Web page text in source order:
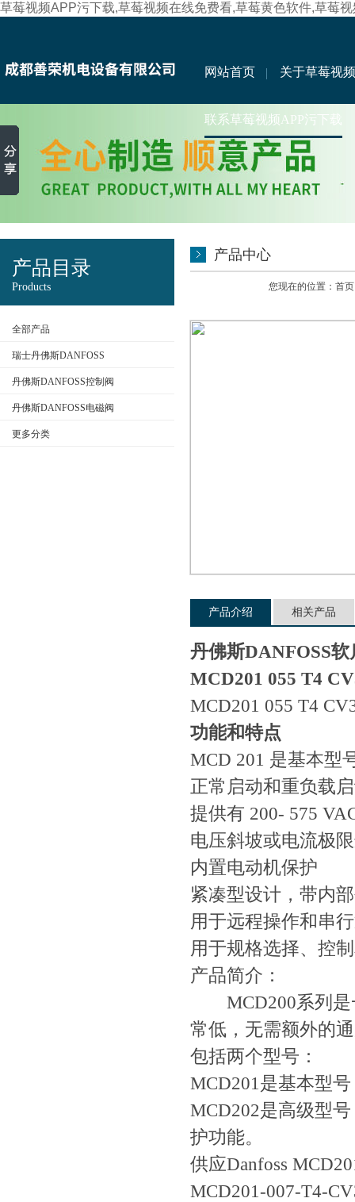
草莓视频APP污下载,草莓视频在线免费看,草莓黄色软件,草莓
网站首页 关于草莓视
联系草莓视频APP污下载
产品目录
Products
全部产品
瑞士丹佛斯DANFOSS
丹佛斯DANFOSS控制阀
丹佛斯DANFOSS电磁阀
更多分类
产品中心
您现在的位置： 首页
产品介绍 相关产品
丹佛斯DANFOSS软
MCD201 055 T4
MCD201 055 T4
功能和特点
MCD 201 是基本型号
正常启动和重负载
提供有 200- 575
电压斜坡或电流极
内置电动机保护
紧凑型设计，带内
用于远程操作和串
用于规格选择、
产品简介：
MCD200系列是一
常低，无需额外的
包括两个型号：
MCD201是基本型号
MCD202是高级型号
护功能。
供应Danfoss
MCD201-007-T4-